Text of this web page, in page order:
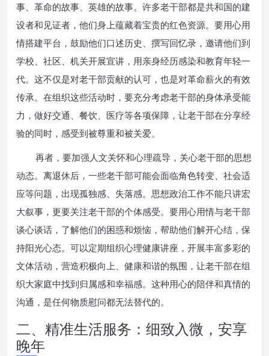
事、革命的故事、英雄的故事。许多老干部都是共和国的建
设者和见证者，他们身上蕴藏着宝贵的红色资源。要用心用
情搭建平台，鼓励他们口述历史、撰写回忆录，邀请他们到
学校、社区、机关开展宣讲，用亲身经历感染和教育年轻一
代。这不仅是对老干部贡献的认可，也是对革命薪火的有效
传承。在组织这些活动时，要充分考虑老干部的身体承受能
力，做好交通、餐饮、医疗等各项保障，让老干部在分享经
验的同时，感受到被尊重和被关爱。
再者，要加强人文关怀和心理疏导，关心老干部的思想
动态。离退休后，一些老干部可能会面临角色转变、社会适
应等问题，出现孤独感、失落感。思想政治工作不能只讲宏
大叙事，更要关注老干部的个体感受。要用心用情与老干部
谈心谈话，了解他们的困惑和烦恼，帮助他们解开心结，保
持阳光心态。可以定期组织心理健康讲座，开展丰富多彩的
文体活动，营造积极向上、健康和谐的氛围，让老干部在组
织大家庭中找到归属感和幸福感。这种用心的陪伴和真情的
沟通，是任何物质慰问都无法替代的。
二、精准生活服务：细致入微，安享
晚年